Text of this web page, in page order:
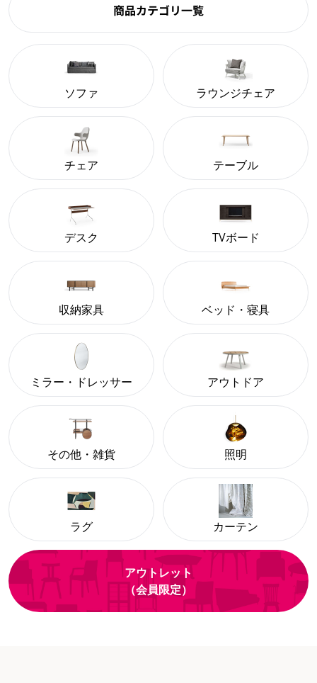
商品カテゴリ一覧
ソファ ラウンジチェア
チェア テーブル
デスク TVボード
収納家具 ベッド・寝具
ミラー・ドレッサー アウトドア
その他・雑貨 照明
ラグ カーテン
アウトレット
（会員限定）